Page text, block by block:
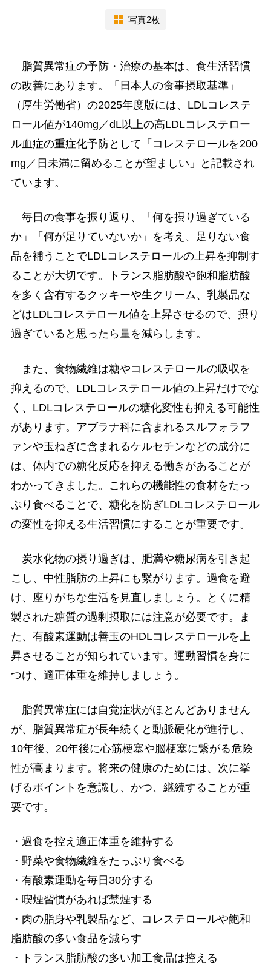
写真2枚
脂質異常症の予防・治療の基本は、食生活習慣
の改善にあります。「日本人の食事摂取基準」
（厚生労働省）の2025年度版には、LDLコレステ
ロール値が140mg／dL以上の高LDLコレステロー
ル血症の重症化予防として「コレステロールを200
mg／日未満に留めることが望ましい」と記載され
ています。
毎日の食事を振り返り、「何を摂り過ぎている
か」「何が足りていないか」を考え、足りない食
品を補うことでLDLコレステロールの上昇を抑制す
ることが大切です。トランス脂肪酸や飽和脂肪酸
を多く含有するクッキーや生クリーム、乳製品な
どはLDLコレステロール値を上昇させるので、摂り
過ぎていると思ったら量を減らします。
また、食物繊維は糖やコレステロールの吸収を
抑えるので、LDLコレステロール値の上昇だけでな
く、LDLコレステロールの糖化変性も抑える可能性
があります。アブラナ科に含まれるスルフォラフ
ァンや玉ねぎに含まれるケルセチンなどの成分に
は、体内での糖化反応を抑える働きがあることが
わかってきました。これらの機能性の食材をたっ
ぷり食べることで、糖化を防ぎLDLコレステロール
の変性を抑える生活習慣にすることが重要です。
炭水化物の摂り過ぎは、肥満や糖尿病を引き起
こし、中性脂肪の上昇にも繋がります。過食を避
け、座りがちな生活を見直しましょう。とくに精
製された糖質の過剰摂取には注意が必要です。ま
た、有酸素運動は善玉のHDLコレステロールを上
昇させることが知られています。運動習慣を身に
つけ、適正体重を維持しましょう。
脂質異常症には自覚症状がほとんどありません
が、脂質異常症が長年続くと動脈硬化が進行し、
10年後、20年後に心筋梗塞や脳梗塞に繋がる危険
性が高まります。将来の健康のためには、次に挙
げるポイントを意識し、かつ、継続することが重
要です。
・過食を控え適正体重を維持する
・野菜や食物繊維をたっぷり食べる
・有酸素運動を毎日30分する
・喫煙習慣があれば禁煙する
・肉の脂身や乳製品など、コレステロールや飽和
脂肪酸の多い食品を減らす
・トランス脂肪酸の多い加工食品は控える